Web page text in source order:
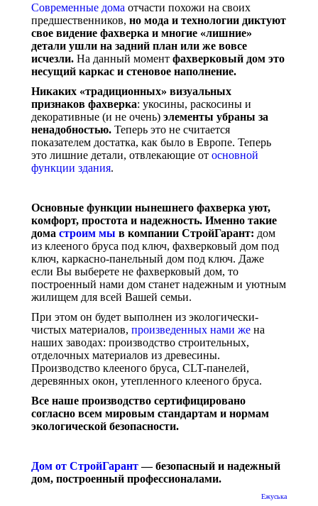
Современные дома отчасти похожи на своих
предшественников, но мода и технологии диктуют
свое видение фахверка и многие «лишние»
детали ушли на задний план или же вовсе
исчезли. На данный момент фахверковый дом это
несущий каркас и стеновое наполнение.
Никаких «традиционных» визуальных
признаков фахверка: укосины, раскосины и
декоративные (и не очень) элементы убраны за
ненадобностью. Теперь это не считается
показателем достатка, как было в Европе. Теперь
это лишние детали, отвлекающие от основной
функции здания.
Основные функции нынешнего фахверка уют,
комфорт, простота и надежность. Именно такие
дома строим мы в компании СтройГарант: дом
из клееного бруса под ключ, фахверковый дом под
ключ, каркасно-панельный дом под ключ. Даже
если Вы выберете не фахверковый дом, то
построенный нами дом станет надежным и уютным
жилищем для всей Вашей семьи.
При этом он будет выполнен из экологически-
чистых материалов, произведенных нами же на
наших заводах: производство строительных,
отделочных материалов из древесины.
Производство клееного бруса, CLT-панелей,
деревянных окон, утепленного клееного бруса.
Все наше производство сертифицировано
согласно всем мировым стандартам и нормам
экологической безопасности.
Дом от СтройГарант— безопасный и надежный
дом, построенный профессионалами.
Ежуська